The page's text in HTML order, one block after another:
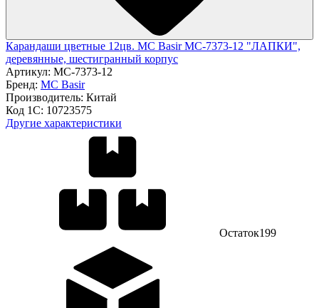
Карандаши цветные 12цв. MC Basir МС-7373-12 "ЛАПКИ",
деревянные, шестигранный корпус
Артикул: МС-7373-12
Бренд: MC Basir
Производитель: Китай
Код 1С: 10723575
Другие характеристики
Остаток199